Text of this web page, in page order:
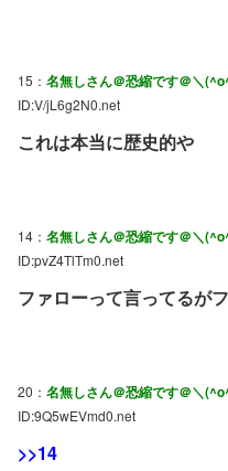
15： 名無しさん＠恐縮です＠＼
ID:V/jL6g2N0.net
これは本当に歴史的や
14： 名無しさん＠恐縮です＠＼
ID:pvZ4TlTm0.net
ファローって言ってるが
20： 名無しさん＠恐縮です＠＼
ID:9Q5wEVmd0.net
>>14